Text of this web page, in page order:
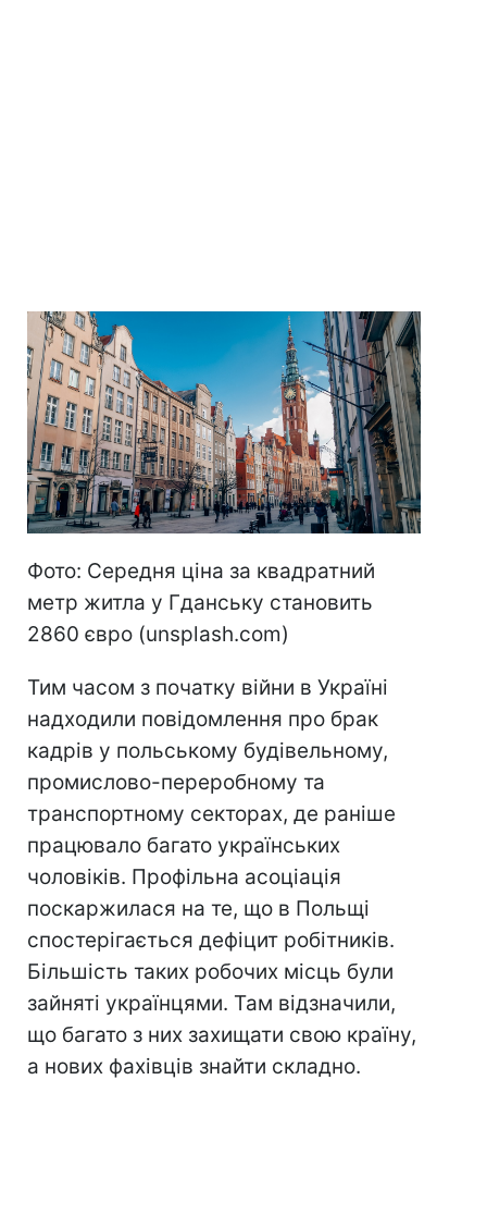
Фото: Середня ціна за квадратний
метр житла у Гданську становить
2860 євро (unsplash.com)
Тим часом з початку війни в Україні
надходили повідомлення про брак
кадрів у польському будівельному,
промислово-переробному та
транспортному секторах, де раніше
працювало багато українських
чоловіків. Профільна асоціація
поскаржилася на те, що в Польщі
спостерігається дефіцит робітників.
Більшість таких робочих місць були
зайняті українцями. Там відзначили,
що багато з них захищати свою країну,
а нових фахівців знайти складно.